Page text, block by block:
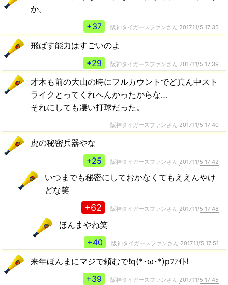
か。
+37
阪神タイガースファンさん 2017,11/5 17:35
飛ばす能力はすごいのよ
+29
阪神タイガースファンさん 2017,11/5 17:39
才木も前の大山の時にフルカウントでど真ん中スト
ライクとってくれへんかったからな…
それにしても凄い打球だった。
阪神タイガースファンさん 2017,11/5 17:40
虎の秘密兵器やな
+25
阪神タイガースファンさん 2017,11/5 17:42
いつまでも秘密にしておかなくてもええんやけ
どな笑
+62 阪神タイガースファンさん 2017,11/5 17:48
ほんまやね笑
+40
阪神タイガースファンさん 2017,11/5 17:51
来年ほんまにマジで頼むで❗q(*･ω･*)pﾌｧｲﾄ!
+39
阪神タイガースファンさん 2017,11/5 17:45